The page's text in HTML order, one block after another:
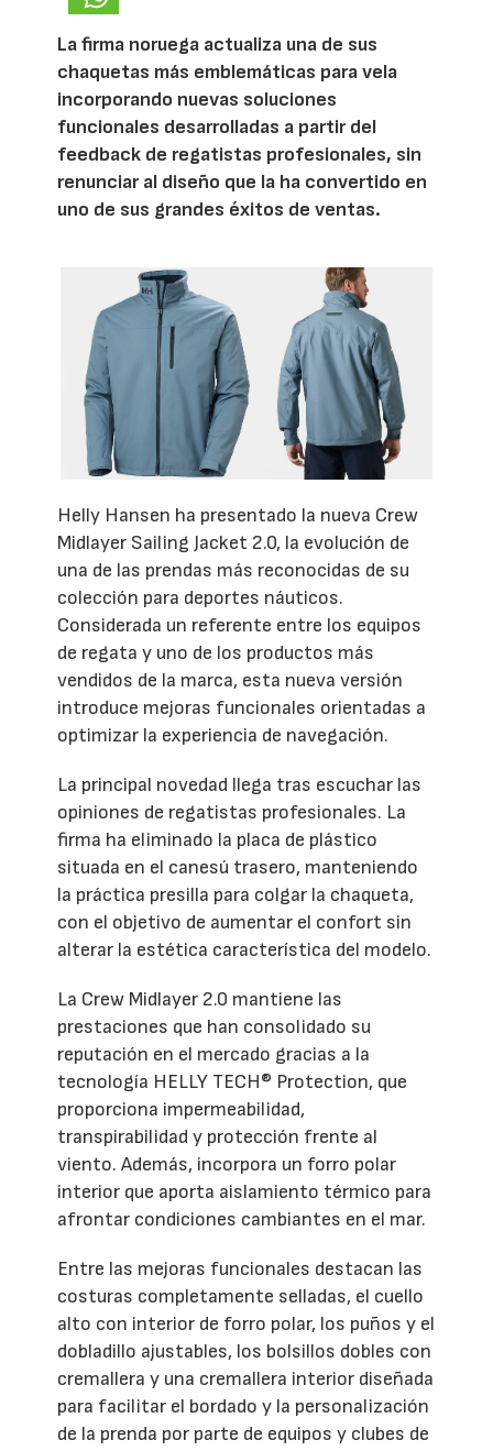
La firma noruega actualiza una de sus
chaquetas más emblemáticas para vela
incorporando nuevas soluciones
funcionales desarrolladas a partir del
feedback de regatistas profesionales, sin
renunciar al diseño que la ha convertido en
uno de sus grandes éxitos de ventas.
Helly Hansen ha presentado la nueva Crew
Midlayer Sailing Jacket 2.0, la evolución de
una de las prendas más reconocidas de su
colección para deportes náuticos.
Considerada un referente entre los equipos
de regata y uno de los productos más
vendidos de la marca, esta nueva versión
introduce mejoras funcionales orientadas a
optimizar la experiencia de navegación.
La principal novedad llega tras escuchar las
opiniones de regatistas profesionales. La
firma ha eliminado la placa de plástico
situada en el canesú trasero, manteniendo
la práctica presilla para colgar la chaqueta,
con el objetivo de aumentar el confort sin
alterar la estética característica del modelo.
La Crew Midlayer 2.0 mantiene las
prestaciones que han consolidado su
reputación en el mercado gracias a la
tecnología HELLY TECH® Protection, que
proporciona impermeabilidad,
transpirabilidad y protección frente al
viento. Además, incorpora un forro polar
interior que aporta aislamiento térmico para
afrontar condiciones cambiantes en el mar.
Entre las mejoras funcionales destacan las
costuras completamente selladas, el cuello
alto con interior de forro polar, los puños y el
dobladillo ajustables, los bolsillos dobles con
cremallera y una cremallera interior diseñada
para facilitar el bordado y la personalización
de la prenda por parte de equipos y clubes de